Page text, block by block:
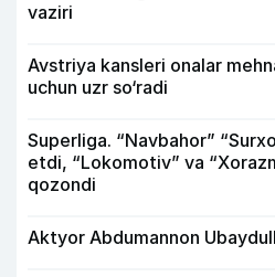
vaziri
Avstriya kansleri onalar
uchun uzr so‘radi
Superliga. “Navbahor”
etdi, “Lokomotiv” va
qozondi
Aktyor Abdu­mannon